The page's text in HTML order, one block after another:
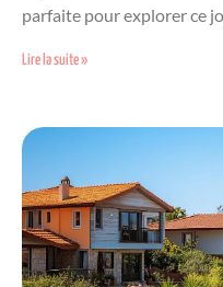
parfaite pour explorer ce
Lire la suite »